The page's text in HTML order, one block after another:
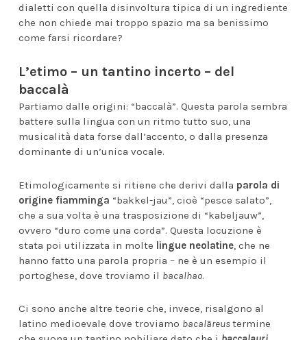
dialetti con quella disinvoltura tipica di un ingrediente
che non chiede mai troppo spazio ma sa benissimo
come farsi ricordare?
L’etimo – un tantino incerto – del
baccalà
Partiamo dalle origini: “baccalà”. Questa parola sembra
battere sulla lingua con un ritmo tutto suo, una
musicalità data forse dall’accento, o dalla presenza
dominante di un’unica vocale.
Etimologicamente si ritiene che derivi dalla parola di
origine fiamminga “bakkel-jau”, cioè “pesce salato”,
che a sua volta è una trasposizione di “kabeljauw”,
ovvero “duro come una corda”. Questa locuzione è
stata poi utilizzata in molte lingue neolatine, che ne
hanno fatto una parola propria – ne è un esempio il
portoghese, dove troviamo il bacalhao.
Ci sono anche altre teorie che, invece, risalgono al
latino medioevale dove troviamo bacalāreustermine